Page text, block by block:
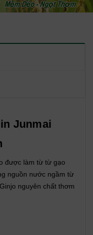
Junmai
được làm từ từ gạo
nguồn nước ngầm từ
nguyên chất thơm